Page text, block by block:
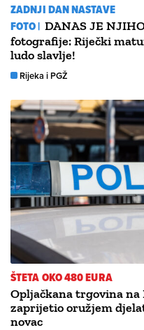
ZADNJI DAN NASTAVE
FOTO | DANAS JE
fotografije: Riječki
ludo slavlje!
Rijeka i PGŽ
ŠTETA OKO 480 EURA
Opljačkana trgovina
zaprijetio oružjem
novac